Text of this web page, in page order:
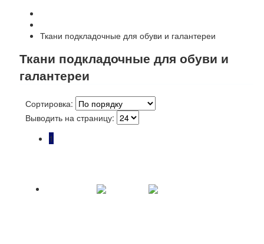
Ткани подкладочные для обуви и галантереи
Ткани подкладочные для обуви и
галантереи
Сортировка:
Выводить на страницу:
1